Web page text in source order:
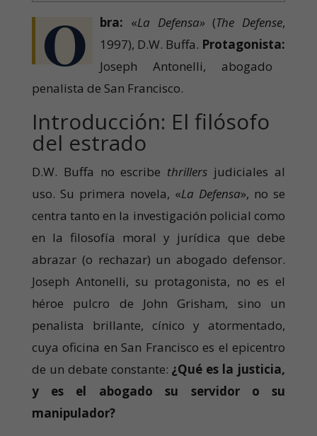
O bra: «La Defensa» (The Defense,
1997), D.W. Buffa. Protagonista:
Joseph Antonelli, abogado
penalista de San Francisco.
Introducción: El filósofo
del estrado
D.W. Buffa no escribe thrillers judiciales al
uso. Su primera novela, «La Defensa», no se
centra tanto en la investigación policial como
en la filosofía moral y jurídica que debe
abrazar (o rechazar) un abogado defensor.
Joseph Antonelli, su protagonista, no es el
héroe pulcro de John Grisham, sino un
penalista brillante, cínico y atormentado,
cuya oficina en San Francisco es el epicentro
de un debate constante: ¿Qué es la justicia,
y es el abogado su servidor o su
manipulador?